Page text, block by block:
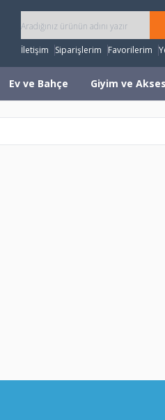
İletişim Siparişlerim Favorilerim
Ev ve Bahçe Giyim ve